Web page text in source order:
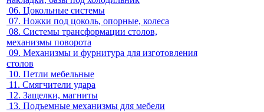
06. Цокольные системы
07. Ножки под цоколь, опорные, колеса
08. Системы трансформации столов,
механизмы поворота
09. Механизмы и фурнитура для изготовления
столов
10. Петли мебельные
11. Смягчители удара
12. Защелки, магниты
13. Подъемные механизмы для мебели